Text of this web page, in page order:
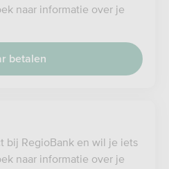
naar informatie over je
betalen
bij RegioBank en wil je iets
naar informatie over je